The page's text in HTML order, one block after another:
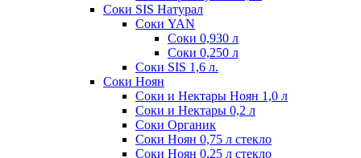
Соки SIS Натурал
Соки YAN
Соки 0,930 л
Соки 0,250 л
Соки SIS 1,6 л.
Соки Ноян
Соки и Нектары Ноян 1,0 л
Соки и Нектары 0,2 л
Соки Органик
Соки Ноян 0,75 л стекло
Соки Ноян 0,25 л стекло